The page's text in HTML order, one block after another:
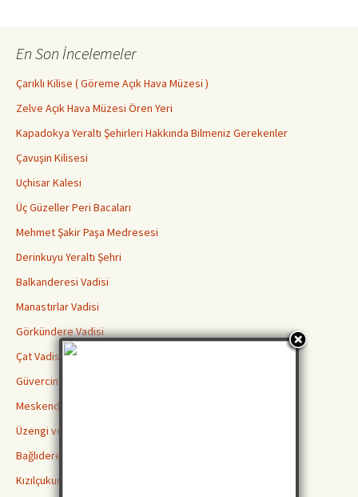
En Son İncelemeler
Çarıklı Kilise ( Göreme Açık Hava Müzesi )
Zelve Açık Hava Müzesi Ören Yeri
Kapadokya Yeraltı Şehirleri Hakkında Bilmeniz Gerekenler
Çavuşin Kilisesi
Uçhisar Kalesi
Üç Güzeller Peri Bacaları
Mehmet Şakir Paşa Medresesi
Derinkuyu Yeraltı Şehri
Balkanderesi Vadisi
Manastırlar Vadisi
Görkündere Vadisi
Çat Vadisi
Güvercinlik Vadisi
Meskendir Vadisi
Üzengi ve Gomeda Vadileri
Bağlıdere Aşk Vadisi
Kızılçukur Vadisi Ortahisar